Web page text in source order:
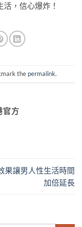
，信心爆炸！
the permalink.
官方
果讓男人性生活時間
加倍延長